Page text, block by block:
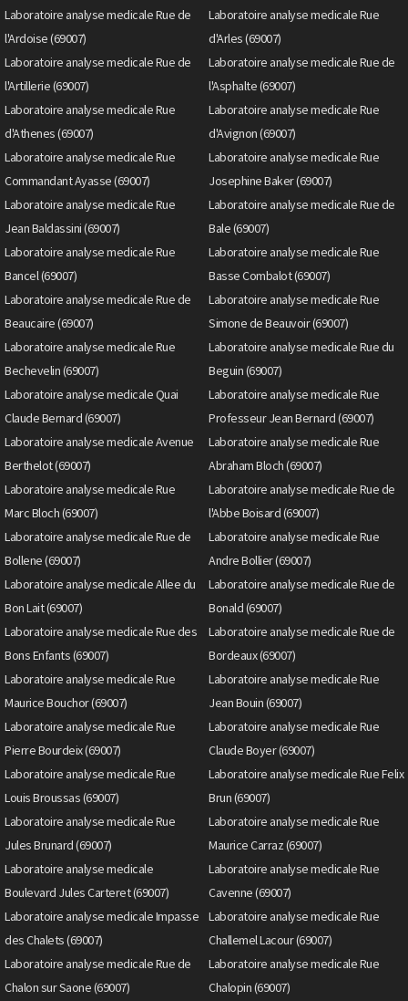
Laboratoire analyse medicale Rue de
l'Ardoise (69007)
Laboratoire analyse medicale Rue
d'Arles (69007)
Laboratoire analyse medicale Rue de
l'Artillerie (69007)
Laboratoire analyse medicale Rue de
l'Asphalte (69007)
Laboratoire analyse medicale Rue
d'Athenes (69007)
Laboratoire analyse medicale Rue
d'Avignon (69007)
Laboratoire analyse medicale Rue
Commandant Ayasse (69007)
Laboratoire analyse medicale Rue
Josephine Baker (69007)
Laboratoire analyse medicale Rue
Jean Baldassini (69007)
Laboratoire analyse medicale Rue de
Bale (69007)
Laboratoire analyse medicale Rue
Bancel (69007)
Laboratoire analyse medicale Rue
Basse Combalot (69007)
Laboratoire analyse medicale Rue de
Beaucaire (69007)
Laboratoire analyse medicale Rue
Simone de Beauvoir (69007)
Laboratoire analyse medicale Rue
Bechevelin (69007)
Laboratoire analyse medicale Rue du
Beguin (69007)
Laboratoire analyse medicale Quai
Claude Bernard (69007)
Laboratoire analyse medicale Rue
Professeur Jean Bernard (69007)
Laboratoire analyse medicale Avenue
Berthelot (69007)
Laboratoire analyse medicale Rue
Abraham Bloch (69007)
Laboratoire analyse medicale Rue
Marc Bloch (69007)
Laboratoire analyse medicale Rue de
l'Abbe Boisard (69007)
Laboratoire analyse medicale Rue de
Bollene (69007)
Laboratoire analyse medicale Rue
Andre Bollier (69007)
Laboratoire analyse medicale Allee du
Bon Lait (69007)
Laboratoire analyse medicale Rue de
Bonald (69007)
Laboratoire analyse medicale Rue des
Bons Enfants (69007)
Laboratoire analyse medicale Rue de
Bordeaux (69007)
Laboratoire analyse medicale Rue
Maurice Bouchor (69007)
Laboratoire analyse medicale Rue
Jean Bouin (69007)
Laboratoire analyse medicale Rue
Pierre Bourdeix (69007)
Laboratoire analyse medicale Rue
Claude Boyer (69007)
Laboratoire analyse medicale Rue
Louis Broussas (69007)
Laboratoire analyse medicale Rue Felix
Brun (69007)
Laboratoire analyse medicale Rue
Jules Brunard (69007)
Laboratoire analyse medicale Rue
Maurice Carraz (69007)
Laboratoire analyse medicale
Boulevard Jules Carteret (69007)
Laboratoire analyse medicale Rue
Cavenne (69007)
Laboratoire analyse medicale Impasse
des Chalets (69007)
Laboratoire analyse medicale Rue
Challemel Lacour (69007)
Laboratoire analyse medicale Rue de
Chalon sur Saone (69007)
Laboratoire analyse medicale Rue
Chalopin (69007)